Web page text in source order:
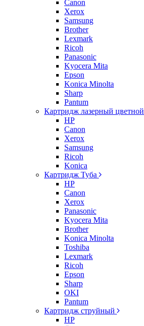
Canon
Xerox
Samsung
Brother
Lexmark
Ricoh
Panasonic
Kyocera Mita
Epson
Konica Minolta
Sharp
Pantum
Картридж лазерный цветной
HP
Canon
Xerox
Samsung
Ricoh
Konica
Картридж Туба
HP
Canon
Xerox
Panasonic
Kyocera Mita
Brother
Konica Minolta
Toshiba
Lexmark
Ricoh
Epson
Sharp
OKI
Pantum
Картридж струйный
HP